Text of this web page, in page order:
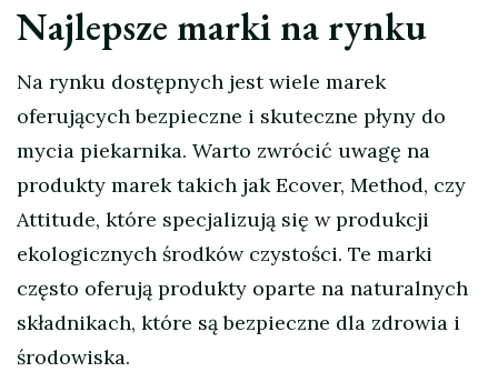
Najlepsze marki na rynku
Na rynku dostępnych jest wiele marek
oferujących bezpieczne i skuteczne płyny do
mycia piekarnika. Warto zwrócić uwagę na
produkty marek takich jak Ecover, Method, czy
Attitude, które specjalizują się w produkcji
ekologicznych środków czystości. Te marki
często oferują produkty oparte na naturalnych
składnikach, które są bezpieczne dla zdrowia i
środowiska.